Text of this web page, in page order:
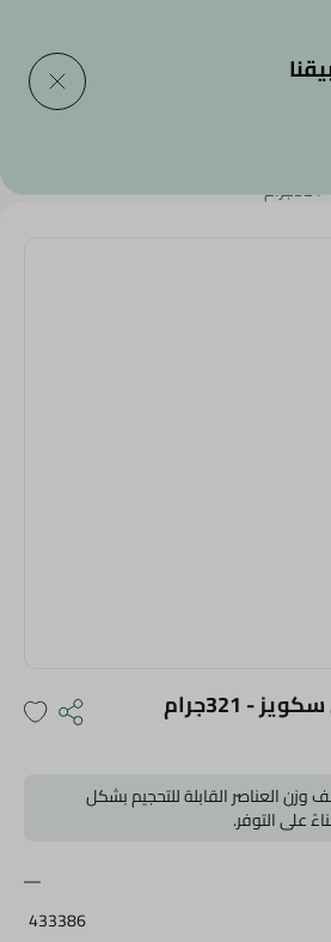
- 321جرام
وزن العناصر القابلة للتحجيم بشكل
على التوفر.
433386